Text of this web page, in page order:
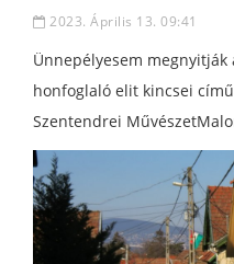
2023. Április 13. 09:41
Ünnepélyesem megnyitják
honfoglaló elit kincsei
Szentendrei